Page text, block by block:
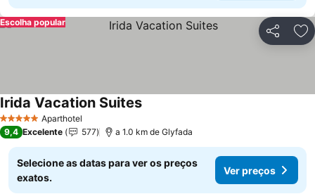
Partilhar
Escolha popular
5 Estrelas Aparthotel
Irida Vacation SuitesVer preços
9,4 Excelente 577 a 1.0 km de Glyfada
Selecione as datas para ver os preços
exatos.
Ver preços